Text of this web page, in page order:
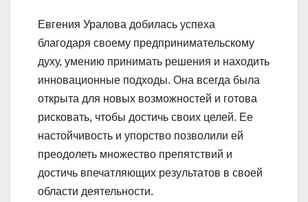
Евгения Уралова добилась успеха
благодаря своему предпринимательскому
духу, умению принимать решения и находить
инновационные подходы. Она всегда была
открыта для новых возможностей и готова
рисковать, чтобы достичь своих целей. Ее
настойчивость и упорство позволили ей
преодолеть множество препятствий и
достичь впечатляющих результатов в своей
области деятельности.